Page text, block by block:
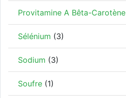
Provitamine A Bêta-Carotène
Sélénium (3)
Sodium (3)
Soufre (1)